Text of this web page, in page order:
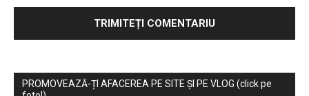
PROMOVEAZĂ-ȚI AFACEREA PE SITE ȘI PE VLOG (click pe